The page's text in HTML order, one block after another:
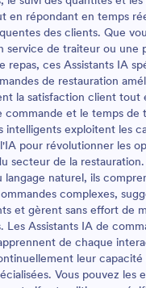
en répondant en temps
des clients. Que
service de traiteur ou une
repas, ces Assistants IA
de restauration
la satisfaction client tout
commande et le temps de
intelligents exploitent les
pour révolutionner les
secteur de la
langage naturel, ils
complexes,
et gèrent sans effort de
Les Assistants IA de
de chaque
leur capacité
Vous pouvez les